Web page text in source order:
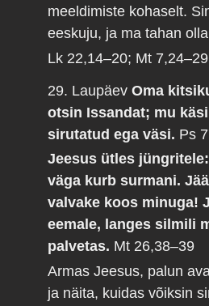
meeldimiste kohaselt.
eeskuju, ja ma tahan
Lk 22,14–20; Mt 7,24–29
29. LaupäevOma
otsin Issandat; mu
sirutatud ega väsi. Ps
Jeesus ütles
väga kurb surmani.
valvake koos minuga!
eemale, langes silmili
palvetas. Mt 26,38–39
Armas Jeesus, palun
ja näita, kuidas võiksin